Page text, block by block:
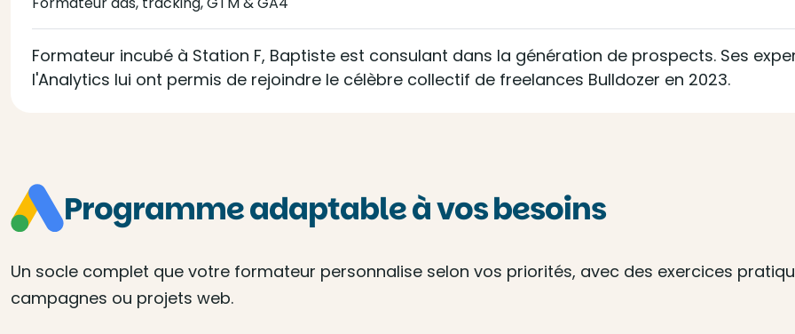
Formateur incubé à Station F, Baptiste est consulant dans la génération de prospects. Ses
l'Analytics lui ont permis de rejoindre le célèbre collectif de freelances Bulldozer en 2023.
Programme adaptable à vos besoins
Un socle complet que votre formateur personnalise selon vos priorités, avec des exercices
campagnes ou projets web.